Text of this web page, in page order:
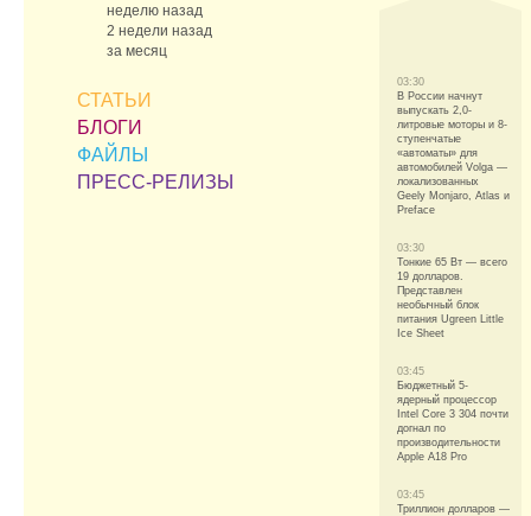
неделю назад
2 недели назад
за месяц
СТАТЬИ
БЛОГИ
ФАЙЛЫ
ПРЕСС-РЕЛИЗЫ
03:30
В России начнут
выпускать 2,0-
литровые моторы и 8-
ступенчатые
«автоматы» для
автомобилей Volga —
локализованных
Geely Monjaro, Atlas и
Preface
03:30
Тонкие 65 Вт — всего
19 долларов.
Представлен
необычный блок
питания Ugreen Little
Ice Sheet
03:45
Бюджетный 5-
ядерный процессор
Intel Core 3 304 почти
догнал по
производительности
Apple A18 Pro
03:45
Триллион долларов —